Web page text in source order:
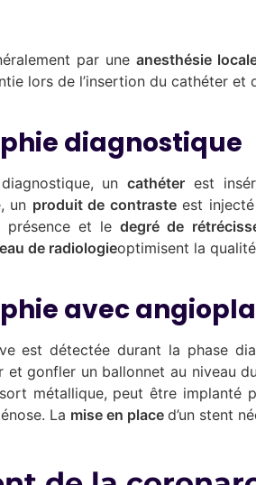
par uneanesthésie
lors de l’insertion du cathéter et
diagnostique
diagnostique, uncathéter est
un produit de contrasteest injecté
présence et ledegré de
de radiologieoptimisent la
avec
est détectée durant la phase
et gonfler un ballonnet au niveau
métallique, peut être implanté
La mise en place d’un stent